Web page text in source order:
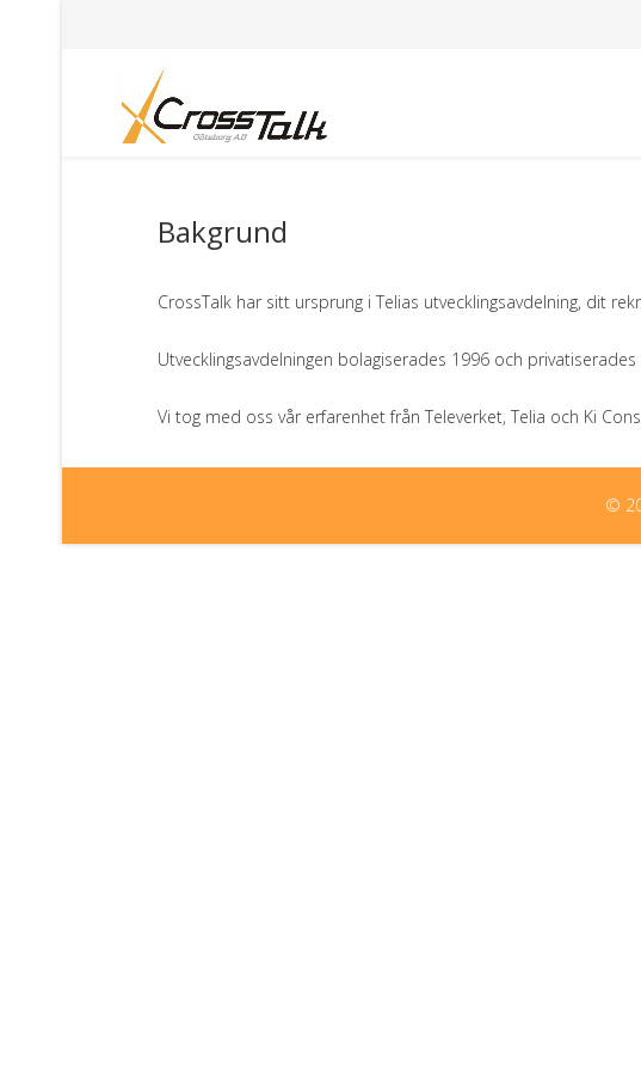
Bakgrund
CrossTalk har sitt ursprung i Telias utvecklingsavdelning, dit
Utvecklingsavdelningen bolagiserades 1996 och
Vi tog med oss vår erfarenhet från Televerket, Telia och Ki
©